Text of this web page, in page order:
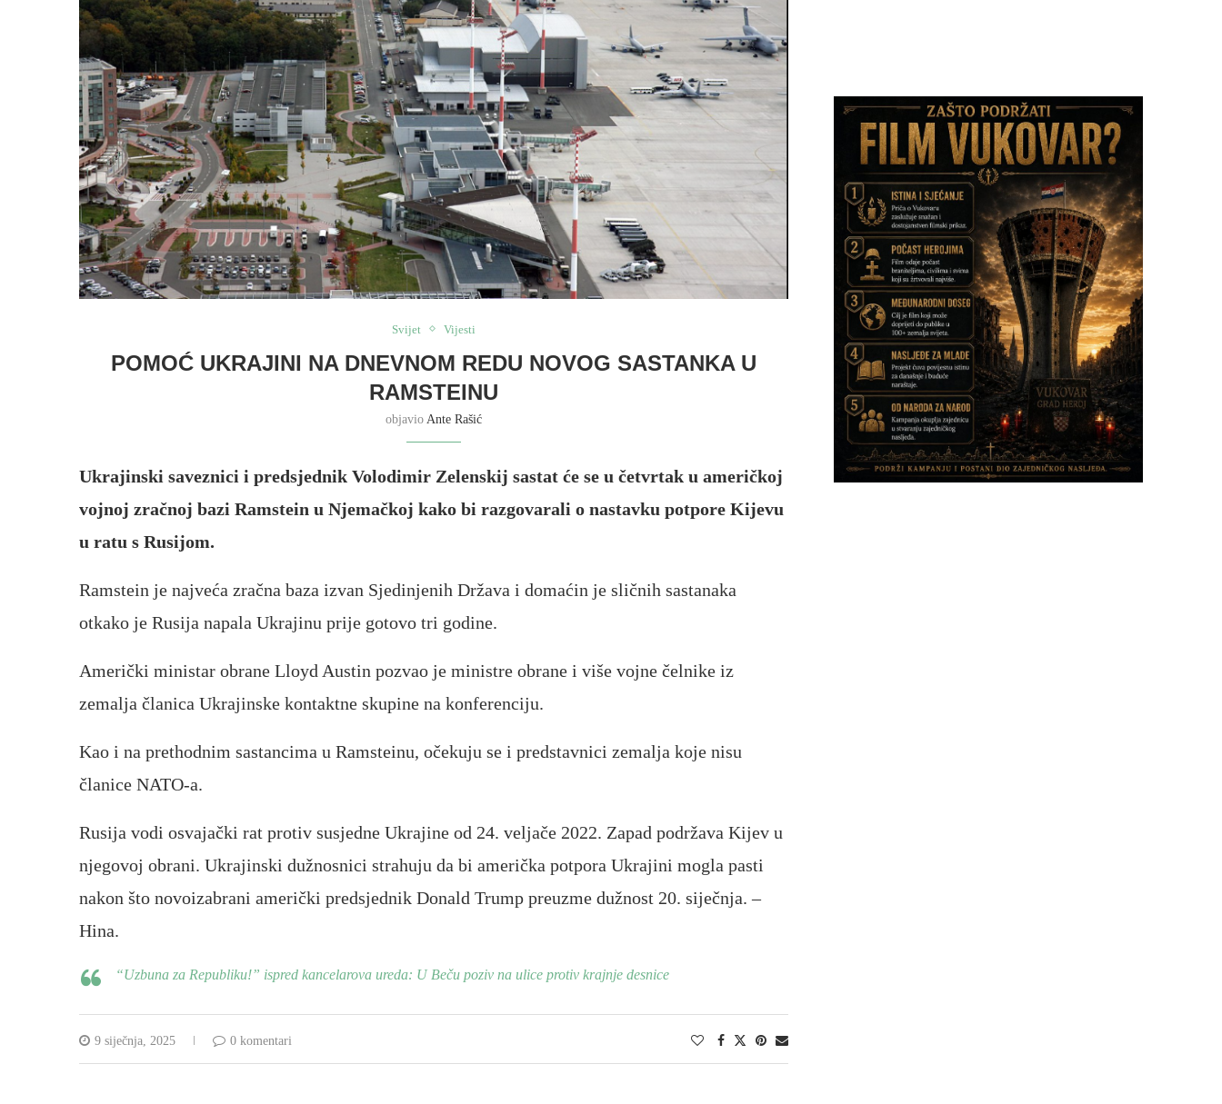
Svijet Vijesti
POMOĆ UKRAJINI NA DNEVNOM REDU NOVOG SASTANKA U
RAMSTEINU
objavio Ante Rašić
Ukrajinski saveznici i predsjednik Volodimir Zelenskij sastat će se u četvrtak u američkoj
vojnoj zračnoj bazi Ramstein u Njemačkoj kako bi razgovarali o nastavku potpore Kijevu
u ratu s Rusijom.
Ramstein je najveća zračna baza izvan Sjedinjenih Država i domaćin je sličnih sastanaka
otkako je Rusija napala Ukrajinu prije gotovo tri godine.
Američki ministar obrane Lloyd Austin pozvao je ministre obrane i više vojne čelnike iz
zemalja članica Ukrajinske kontaktne skupine na konferenciju.
Kao i na prethodnim sastancima u Ramsteinu, očekuju se i predstavnici zemalja koje nisu
članice NATO-a.
Rusija vodi osvajački rat protiv susjedne Ukrajine od 24. veljače 2022. Zapad podržava Kijev u
njegovoj obrani. Ukrajinski dužnosnici strahuju da bi američka potpora Ukrajini mogla pasti
nakon što novoizabrani američki predsjednik Donald Trump preuzme dužnost 20. siječnja. –
Hina.
“Uzbuna za Republiku!” ispred kancelarova ureda: U Beču poziv na ulice protiv krajnje desnice
9 siječnja, 2025 0 komentari